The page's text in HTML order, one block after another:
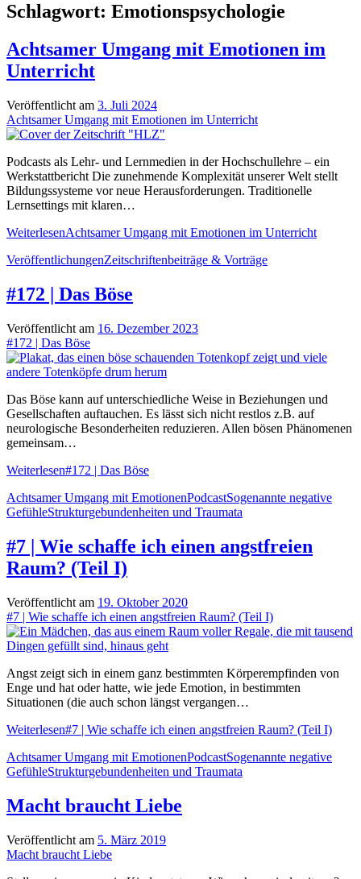
Schlagwort: Emotionspsychologie
Achtsamer Umgang mit Emotionen im
Unterricht
Veröffentlicht am 3. Juli 2024
Achtsamer Umgang mit Emotionen im Unterricht
Podcasts als Lehr- und Lernmedien in der Hochschullehre – ein
Werkstattbericht Die zunehmende Komplexität unserer Welt stellt
Bildungssysteme vor neue Herausforderungen. Traditionelle
Lernsettings mit klaren…
WeiterlesenAchtsamer Umgang mit Emotionen im Unterricht
VeröffentlichungenZeitschriftenbeiträge & Vorträge
#172 | Das Böse
Veröffentlicht am 16. Dezember 2023
#172 | Das Böse
Das Böse kann auf unterschiedliche Weise in Beziehungen und
Gesellschaften auftauchen. Es lässt sich nicht restlos z.B. auf
neurologische Besonderheiten reduzieren. Allen bösen Phänomenen
gemeinsam…
Weiterlesen#172 | Das Böse
Achtsamer Umgang mit EmotionenPodcastSogenannte negative
GefühleStrukturgebundenheiten und Traumata
#7 | Wie schaffe ich einen angstfreien
Raum? (Teil I)
Veröffentlicht am 19. Oktober 2020
#7 | Wie schaffe ich einen angstfreien Raum? (Teil I)
Angst zeigt sich in einem ganz bestimmten Körperempfinden von
Enge und hat oder hatte, wie jede Emotion, in bestimmten
Situationen (die auch schon längst vergangen…
Weiterlesen#7 | Wie schaffe ich einen angstfreien Raum? (Teil I)
Achtsamer Umgang mit EmotionenPodcastSogenannte negative
GefühleStrukturgebundenheiten und Traumata
Macht braucht Liebe
Veröffentlicht am 5. März 2019
Macht braucht Liebe